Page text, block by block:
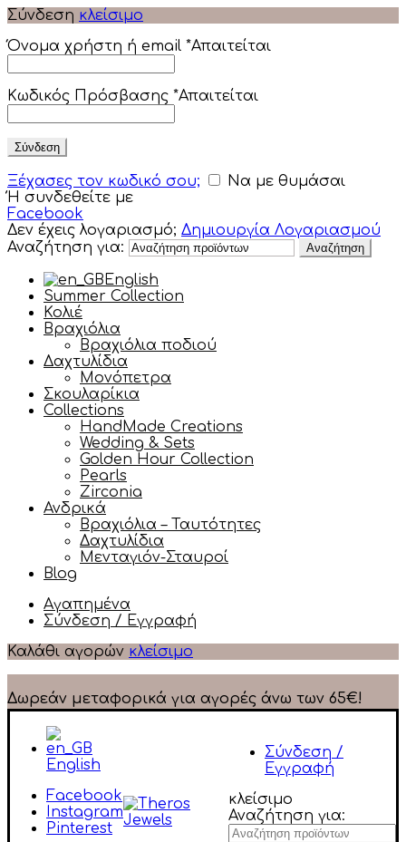
Σύνδεση κλείσιμο
Όνομα χρήστη ή email *Απαιτείται
Κωδικός Πρόσβασης *Απαιτείται
Σύνδεση
Ξέχασες τον κωδικό σου;
Να με θυμάσαι
Ή συνδεθείτε με
Facebook
Δεν έχεις λογαριασμό; Δημιουργία Λογαριασμού
Αναζήτηση για:
Αναζήτηση
English
Summer Collection
Κολιέ
Βραχιόλια
Βραχιόλια ποδιού
Δαχτυλίδια
Μονόπετρα
Σκουλαρίκια
Collections
HandMade Creations
Wedding & Sets
Golden Hour Collection
Pearls
Zirconia
Ανδρικά
Βραχιόλια – Ταυτότητες
Δαχτυλίδια
Μενταγιόν-Σταυροί
Blog
Αγαπημένα
Σύνδεση / Εγγραφή
Καλάθι αγορών κλείσιμο
Δωρεάν μεταφορικά για αγορές άνω των 65€!
English
Facebook
Instagram
Pinterest
Σύνδεση /
Εγγραφή
κλείσιμο
Αναζήτηση για: